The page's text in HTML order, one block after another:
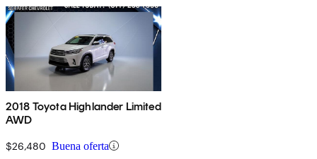
2018 Toyota Highlander Limited
AWD
$26,480 Buena oferta